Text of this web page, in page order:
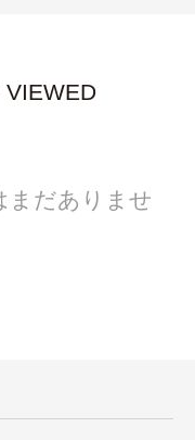
VIEWED
まだありませ